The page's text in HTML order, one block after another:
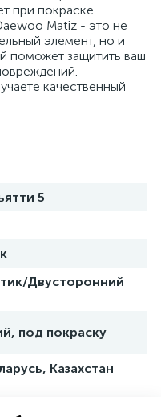
при покраске.
Matiz - это не
элемент, но и
поможет защитить ваш
качественный
5
Двусторонний
под покраску
Казахстан